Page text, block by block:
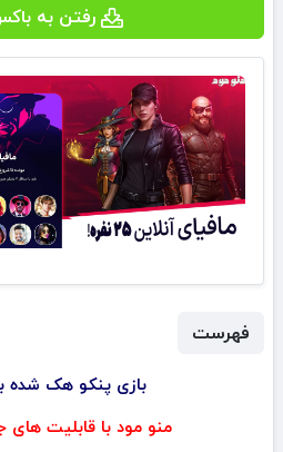
رفتن به
فهرست
بازی ‏‏‏‏‏‏‏‏پنکو هک شده
منو مود با قابلیت های